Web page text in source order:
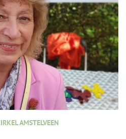
AMSTELVEEN